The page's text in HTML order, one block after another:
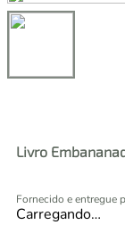
Livro
Fornecido e entregue
Carregando…